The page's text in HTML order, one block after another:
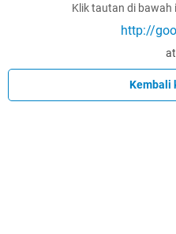
Klik tautan di bawah
http://
Kembali